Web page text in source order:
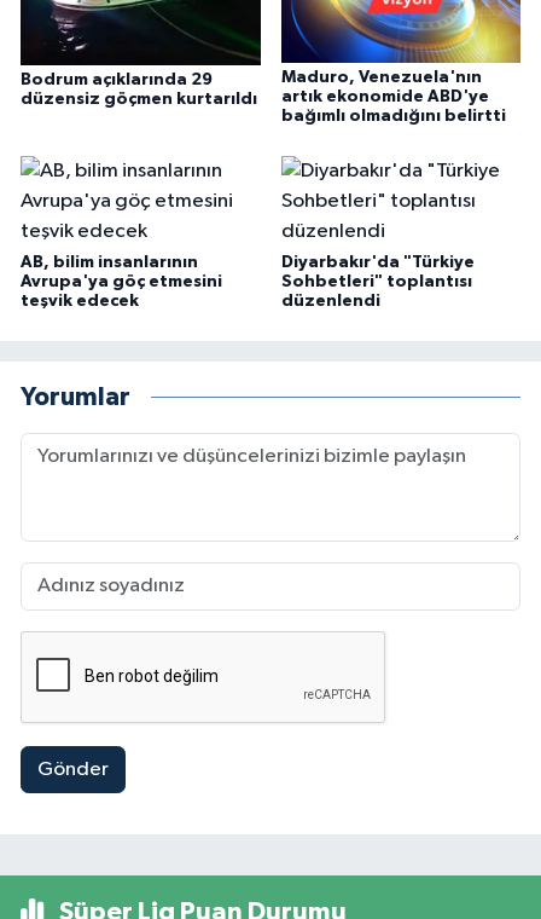
Bodrum açıklarında 29
düzensiz göçmen kurtarıldı
Maduro, Venezuela'nın
artık ekonomide ABD'ye
bağımlı olmadığını belirtti
AB, bilim insanlarının
Avrupa'ya göç etmesini
teşvik edecek
Diyarbakır'da "Türkiye
Sohbetleri" toplantısı
düzenlendi
Yorumlar
Gönder
Süper Lig Puan Durumu